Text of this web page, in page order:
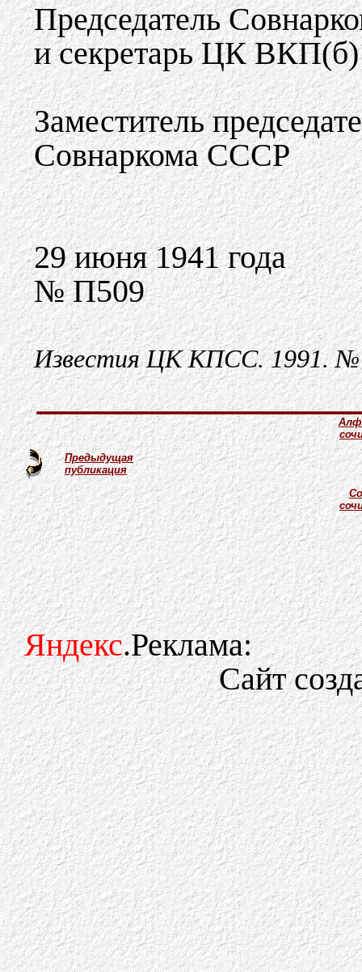
Председатель
и секретарь ЦК ВКП(б)
Заместитель
Совнаркома СССР
29 июня 1941 года
№ П509
Известия ЦК КПСС. 1991.
Предыдущая
публикация
Яндекс.Реклама:
Сайт